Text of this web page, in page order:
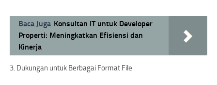
Baca Juga Konsultan IT untuk Developer
Properti: Meningkatkan Efisiensi dan
Kinerja
3. Dukungan untuk Berbagai Format File